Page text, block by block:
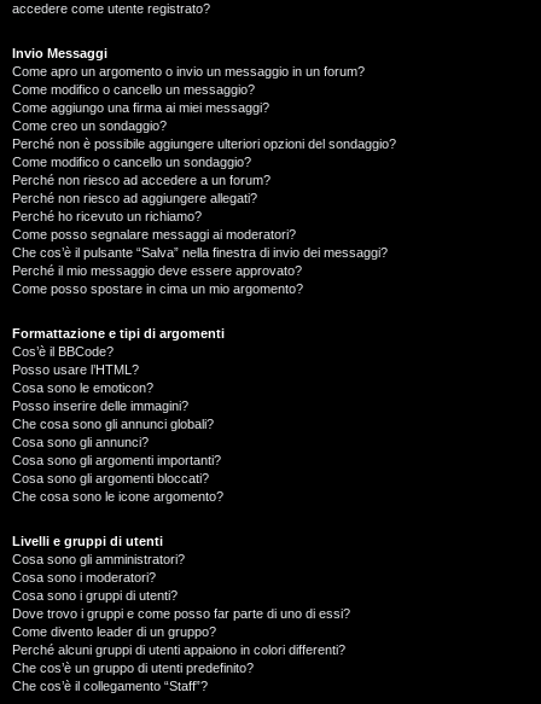
accedere come utente registrato?
Invio Messaggi
Come apro un argomento o invio un messaggio in un forum?
Come modifico o cancello un messaggio?
Come aggiungo una firma ai miei messaggi?
Come creo un sondaggio?
Perché non è possibile aggiungere ulteriori opzioni del sondaggio?
Come modifico o cancello un sondaggio?
Perché non riesco ad accedere a un forum?
Perché non riesco ad aggiungere allegati?
Perché ho ricevuto un richiamo?
Come posso segnalare messaggi ai moderatori?
Che cos’è il pulsante “Salva” nella finestra di invio dei messaggi?
Perché il mio messaggio deve essere approvato?
Come posso spostare in cima un mio argomento?
Formattazione e tipi di argomenti
Cos’è il BBCode?
Posso usare l’HTML?
Cosa sono le emoticon?
Posso inserire delle immagini?
Che cosa sono gli annunci globali?
Cosa sono gli annunci?
Cosa sono gli argomenti importanti?
Cosa sono gli argomenti bloccati?
Che cosa sono le icone argomento?
Livelli e gruppi di utenti
Cosa sono gli amministratori?
Cosa sono i moderatori?
Cosa sono i gruppi di utenti?
Dove trovo i gruppi e come posso far parte di uno di essi?
Come divento leader di un gruppo?
Perché alcuni gruppi di utenti appaiono in colori differenti?
Che cos’è un gruppo di utenti predefinito?
Che cos’è il collegamento “Staff”?